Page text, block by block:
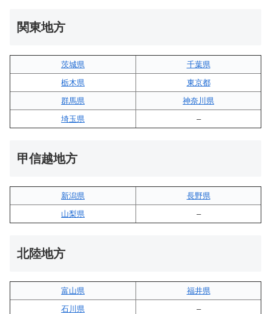
関東地方
茨城県
千葉県
栃木県
東京都
群馬県
神奈川県
埼玉県
–
甲信越地方
新潟県
長野県
山梨県
–
北陸地方
富山県
福井県
石川県
–